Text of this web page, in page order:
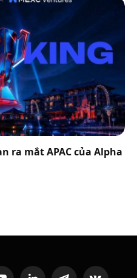
ra mắt APAC của Alpha